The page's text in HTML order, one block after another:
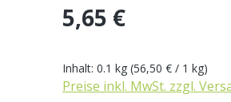
Regulärer Preis:
5,65 €
Inhalt: 0.1 kg (56,50 € / 1 kg)
Preise inkl. MwSt. zzgl.